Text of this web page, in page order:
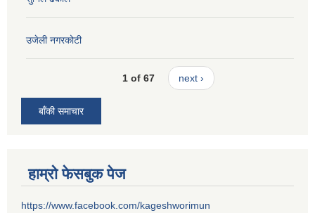
उजेली नगरकोटी
1 of 67 next ›
बाँकी समाचार
हाम्रो फेसबुक पेज
https://www.facebook.com/kageshworimun